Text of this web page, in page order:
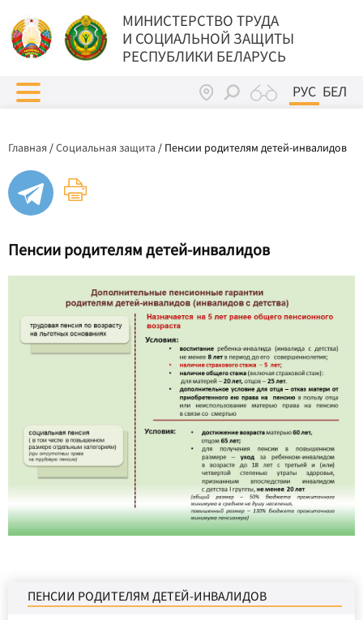
МИНИСТЕРСТВО ТРУДА
И СОЦИАЛЬНОЙ ЗАЩИТЫ
РЕСПУБЛИКИ БЕЛАРУСЬ
РУС БЕЛ
Главная /Социальная защита / Пенсии родителям детей-инвалидов
Пенсии родителям детей-инвалидов
ПЕНСИИ РОДИТЕЛЯМ ДЕТЕЙ-ИНВАЛИДОВ